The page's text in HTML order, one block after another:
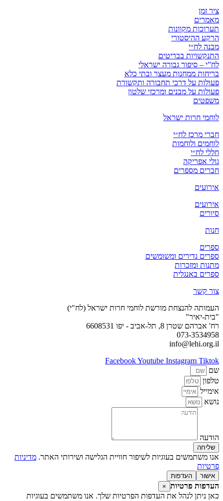
ציר זמן
מאמרים
תערוכות מקוונות
הרקע ההיסטורי
מבנה לח״י
התנקשויות בבריטים
לח”י – סיפור גבורה ישראלי
בריחות ממחנות מעצר ובתי כלא
פעולות על דרכי תחבורה ותקשורת
פעולות על מבנים ומרכזי שלטון
משפטים
לוחמי חרות ישראל
חברי מרכז לח״י
לוחמים ולוחמות
חללי לח״י
גולי אפריקה
חברים מספרים
אירועים
אירועים
סיורים
חנות
ספרים
ספרים נדירים ומשומשים
מתנות ומזכרות
ספרים באנגלית
צור קשר
העמותה להנצחת מורשת לוחמי חרות ישראל (לח"י)
"בית-יאיר"
רח' אברהם שטרן 8, תל-אביב - יפו 6608531
073-3534958
info@lehi.org.il
FacebookYoutube Instagram Tiktok
שם
טלפון
אימייל
נושא
הודעה
שליחה
אנו משתמשים בעוגיות לשיפור חוויית הגלישה ושירותי האתר. מדיניות
פרטיות
אישור העדפות
העדפות פרטיות ×
כאן ניתן לנהל את העדפות הפרטיות שלך. אנו משתמשים בעוגיות